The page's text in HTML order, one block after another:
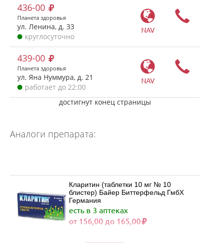
NAV
436-00
Планета здоровья
ул. Ленина, д. 33
круглосуточно
NAV
439-00
Планета здоровья
ул. Яна Нуммура, д. 21
работает до 22:00
достигнут конец страницы
Аналоги препарата:
Кларитин (таблетки 10 мг № 10
блистер) Байер Биттерфельд ГмбХ
Германия
есть в 3 аптеках
от 156,00 до 165,00